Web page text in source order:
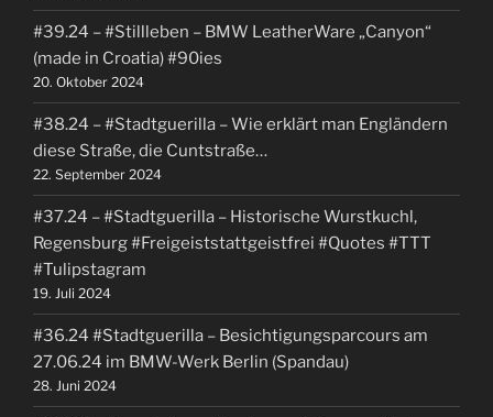
#39.24 – #Stillleben – BMW LeatherWare „Canyon“
(made in Croatia) #90ies
20. Oktober 2024
#38.24 – #Stadtguerilla – Wie erklärt man Engländern
diese Straße, die Cuntstraße…
22. September 2024
#37.24 – #Stadtguerilla – Historische Wurstkuchl,
Regensburg #Freigeiststattgeistfrei #Quotes #TTT
#Tulipstagram
19. Juli 2024
#36.24 #Stadtguerilla – Besichtigungsparcours am
27.06.24 im BMW-Werk Berlin (Spandau)
28. Juni 2024